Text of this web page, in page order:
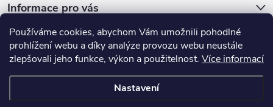
Používáme cookies, abychom Vám umožnili pohodlné
prohlížení webu a díky analýze provozu webu neustále
zlepšovali jeho funkce, výkon a použitelnost. Více informací
Nastavení
Informace pro vás
Přijímáme online platby